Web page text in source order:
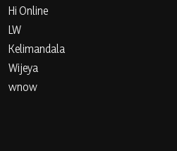
Hi Online
LW
Kelimandala
Wijeya
wnow